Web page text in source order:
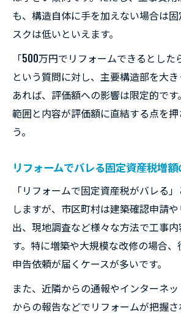
も、構造自体に手を加えない場合は
スクは低いといえます。
「500万円でリフォームできるとした
という質問に対し、主要構造部を大
あれば、評価額への影響は限定的で
範囲と内容が評価額に直結する点を
う。
リフォームでバレる固定資産税増
「リフォームで固定資産税がバレる
しますが、市区町村は建築確認申請
出、現地調査など様々な方法で工事
す。特に増築や大規模な改修の場合
申告依頼が届くケースが多いです。
また、近隣からの通報やインターネ
からの報告などでリフォームが把握さ